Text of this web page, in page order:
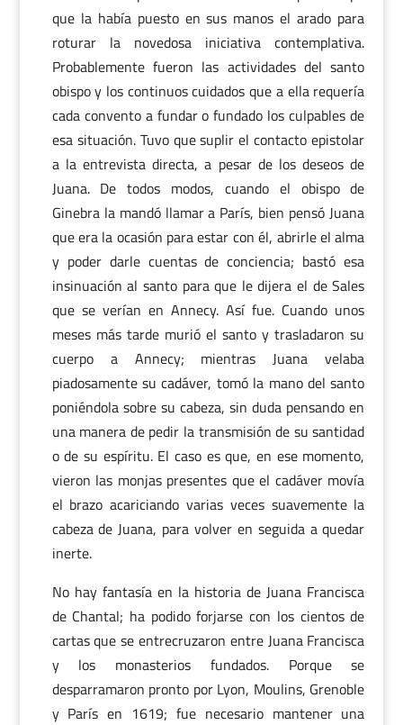
que la había puesto en sus manos el arado para
roturar la novedosa iniciativa contemplativa.
Probablemente fueron las actividades del santo
obispo y los continuos cuidados que a ella requería
cada convento a fundar o fundado los culpables de
esa situación. Tuvo que suplir el contacto epistolar
a la entrevista directa, a pesar de los deseos de
Juana. De todos modos, cuando el obispo de
Ginebra la mandó llamar a París, bien pensó Juana
que era la ocasión para estar con él, abrirle el alma
y poder darle cuentas de conciencia; bastó esa
insinuación al santo para que le dijera el de Sales
que se verían en Annecy. Así fue. Cuando unos
meses más tarde murió el santo y trasladaron su
cuerpo a Annecy; mientras Juana velaba
piadosamente su cadáver, tomó la mano del santo
poniéndola sobre su cabeza, sin duda pensando en
una manera de pedir la transmisión de su santidad
o de su espíritu. El caso es que, en ese momento,
vieron las monjas presentes que el cadáver movía
el brazo acariciando varias veces suavemente la
cabeza de Juana, para volver en seguida a quedar
inerte.
No hay fantasía en la historia de Juana Francisca
de Chantal; ha podido forjarse con los cientos de
cartas que se entrecruzaron entre Juana Francisca
y los monasterios fundados. Porque se
desparramaron pronto por Lyon, Moulins, Grenoble
y París en 1619; fue necesario mantener una